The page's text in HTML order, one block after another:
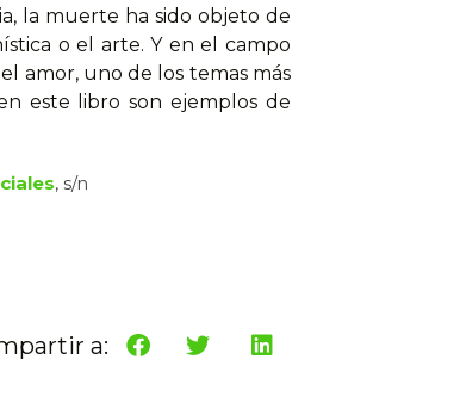
la muerte ha sido objeto de
o el arte. Y en el campo
amor, uno de los temas más
este libro son ejemplos de
, s/n
a: